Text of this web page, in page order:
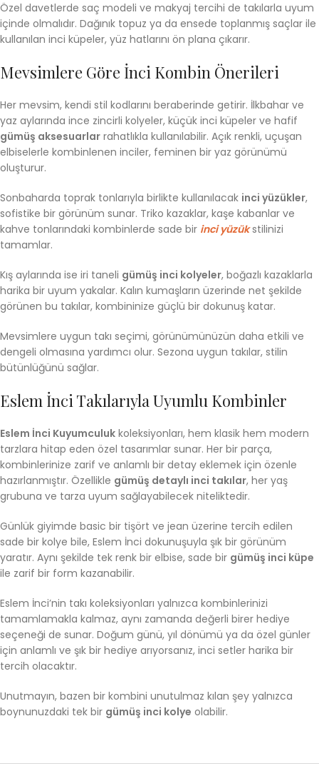
Özel davetlerde saç modeli ve makyaj tercihi de takılarla uyum
içinde olmalıdır. Dağınık topuz ya da ensede toplanmış saçlar ile
kullanılan inci küpeler, yüz hatlarını ön plana çıkarır.
Mevsimlere Göre İnci Kombin Önerileri
Her mevsim, kendi stil kodlarını beraberinde getirir. İlkbahar ve
yaz aylarında ince zincirli kolyeler, küçük inci küpeler ve hafif
gümüş aksesuarlar rahatlıkla kullanılabilir. Açık renkli, uçuşan
elbiselerle kombinlenen inciler, feminen bir yaz görünümü
oluşturur.
Sonbaharda toprak tonlarıyla birlikte kullanılacak inci yüzükler,
sofistike bir görünüm sunar. Triko kazaklar, kaşe kabanlar ve
kahve tonlarındaki kombinlerde sade bir inci yüzükstilinizi
tamamlar.
Kış aylarında ise iri taneli gümüş inci kolyeler, boğazlı kazaklarla
harika bir uyum yakalar. Kalın kumaşların üzerinde net şekilde
görünen bu takılar, kombininize güçlü bir dokunuş katar.
Mevsimlere uygun takı seçimi, görünümünüzün daha etkili ve
dengeli olmasına yardımcı olur. Sezona uygun takılar, stilin
bütünlüğünü sağlar.
Eslem İnci Takılarıyla Uyumlu Kombinler
Eslem İnci Kuyumculuk koleksiyonları, hem klasik hem modern
tarzlara hitap eden özel tasarımlar sunar. Her bir parça,
kombinlerinize zarif ve anlamlı bir detay eklemek için özenle
hazırlanmıştır. Özellikle gümüş detaylı inci takılar, her yaş
grubuna ve tarza uyum sağlayabilecek niteliktedir.
Günlük giyimde basic bir tişört ve jean üzerine tercih edilen
sade bir kolye bile, Eslem İnci dokunuşuyla şık bir görünüm
yaratır. Aynı şekilde tek renk bir elbise, sade bir gümüş inci küpe
ile zarif bir form kazanabilir.
Eslem İnci’nin takı koleksiyonları yalnızca kombinlerinizi
tamamlamakla kalmaz, aynı zamanda değerli birer hediye
seçeneği de sunar. Doğum günü, yıl dönümü ya da özel günler
için anlamlı ve şık bir hediye arıyorsanız, inci setler harika bir
tercih olacaktır.
Unutmayın, bazen bir kombini unutulmaz kılan şey yalnızca
boynunuzdaki tek bir gümüş inci kolye olabilir.